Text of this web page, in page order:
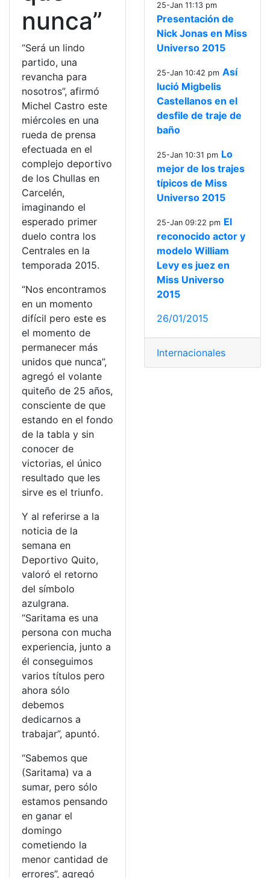
nunca”
“Será un lindo
partido, una
revancha para
nosotros”, afirmó
Michel Castro este
miércoles en una
rueda de prensa
efectuada en el
complejo deportivo
de los Chullas en
Carcelén,
imaginando el
esperado primer
duelo contra los
Centrales en la
temporada 2015.
“Nos encontramos
en un momento
difícil pero este es
el momento de
permanecer más
unidos que nunca”,
agregó el volante
quiteño de 25 años,
consciente de que
estando en el fondo
de la tabla y sin
conocer de
victorias, el único
resultado que les
sirve es el triunfo.
Y al referirse a la
noticia de la
semana en
Deportivo Quito,
valoró el retorno
del símbolo
azulgrana.
“Saritama es una
persona con mucha
experiencia, junto a
él conseguimos
varios títulos pero
ahora sólo
debemos
dedicarnos a
trabajar”, apuntó.
“Sabemos que
(Saritama) va a
sumar, pero sólo
estamos pensando
en ganar el
domingo
cometiendo la
menor cantidad de
errores”, agregó
25-Jan 11:13 pm
Presentación de
Nick Jonas en Miss
Universo 2015
25-Jan 10:42 pm Así
lució Migbelis
Castellanos en el
desfile de traje de
baño
25-Jan 10:31 pm Lo
mejor de los trajes
típicos de Miss
Universo 2015
25-Jan 09:22 pm El
reconocido actor y
modelo William
Levy es juez en
Miss Universo
2015
26/01/2015
Internacionales